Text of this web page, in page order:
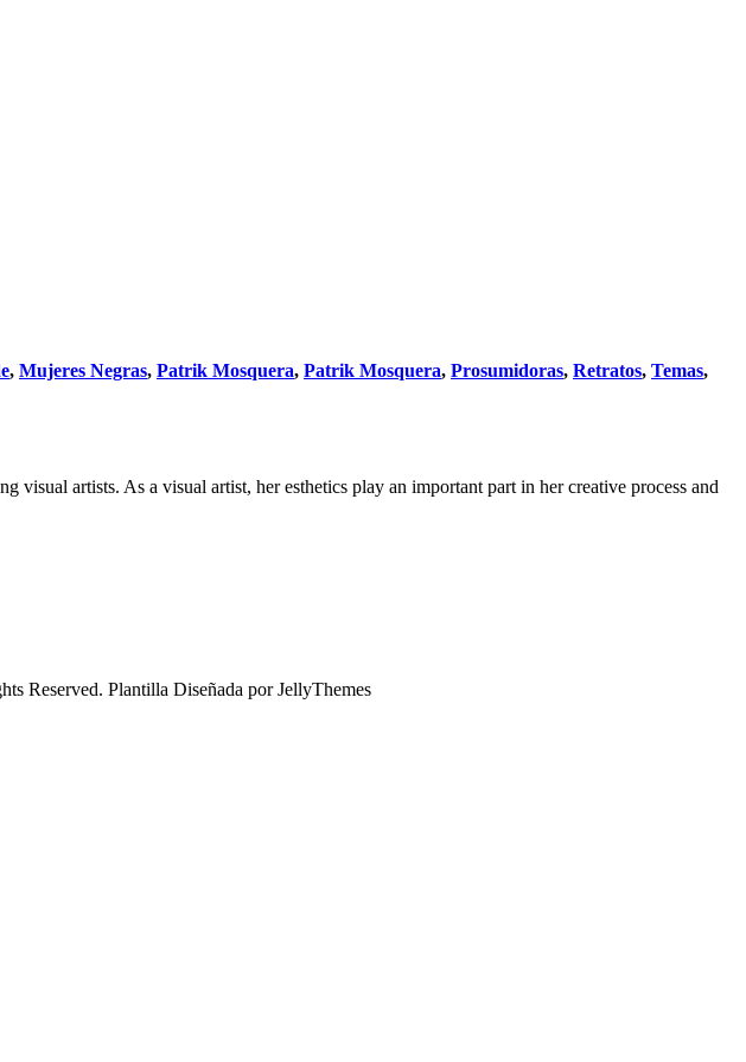
, Mujeres Negras, Patrik Mosquera, Patrik Mosquera, Prosumidoras, Retratos, Temas,
artists. As a visual artist, her esthetics play an important part in her creative process and
Reserved. Plantilla Diseñada por JellyThemes